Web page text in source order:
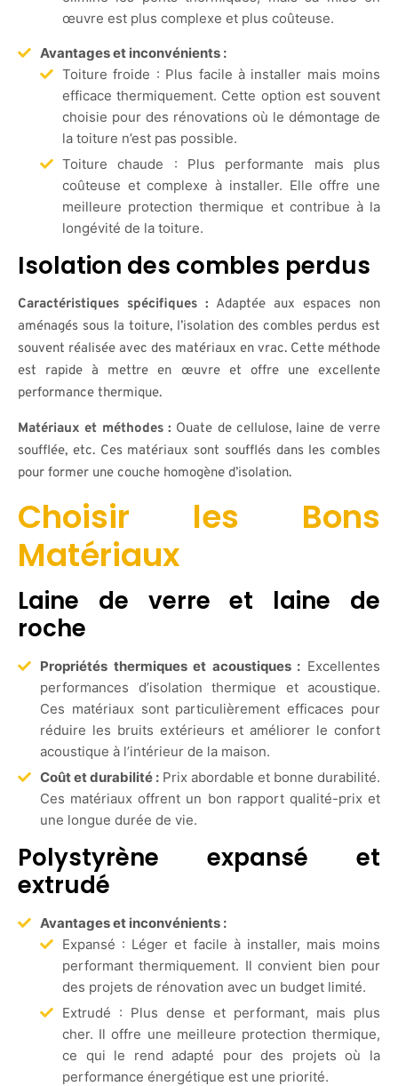
œuvre est plus complexe et plus coûteuse.
Avantages et inconvénients :
Toiture froide : Plus facile à installer mais moins
efficace thermiquement. Cette option est souvent
choisie pour des rénovations où le démontage de
la toiture n’est pas possible.
Toiture chaude : Plus performante mais plus
coûteuse et complexe à installer. Elle offre une
meilleure protection thermique et contribue à la
longévité de la toiture.
Isolation des combles perdus
Caractéristiques spécifiques : Adaptée aux espaces non
aménagés sous la toiture, l’isolation des combles perdus est
souvent réalisée avec des matériaux en vrac. Cette méthode
est rapide à mettre en œuvre et offre une excellente
performance thermique.
Matériaux et méthodes : Ouate de cellulose, laine de verre
soufflée, etc. Ces matériaux sont soufflés dans les combles
pour former une couche homogène d’isolation.
Choisir les Bons
Matériaux
Laine de verre et laine de
roche
Propriétés thermiques et acoustiques : Excellentes
performances d’isolation thermique et acoustique.
Ces matériaux sont particulièrement efficaces pour
réduire les bruits extérieurs et améliorer le confort
acoustique à l’intérieur de la maison.
Coût et durabilité : Prix abordable et bonne durabilité.
Ces matériaux offrent un bon rapport qualité-prix et
une longue durée de vie.
Polystyrène expansé et
extrudé
Avantages et inconvénients :
Expansé : Léger et facile à installer, mais moins
performant thermiquement. Il convient bien pour
des projets de rénovation avec un budget limité.
Extrudé : Plus dense et performant, mais plus
cher. Il offre une meilleure protection thermique,
ce qui le rend adapté pour des projets où la
performance énergétique est une priorité.